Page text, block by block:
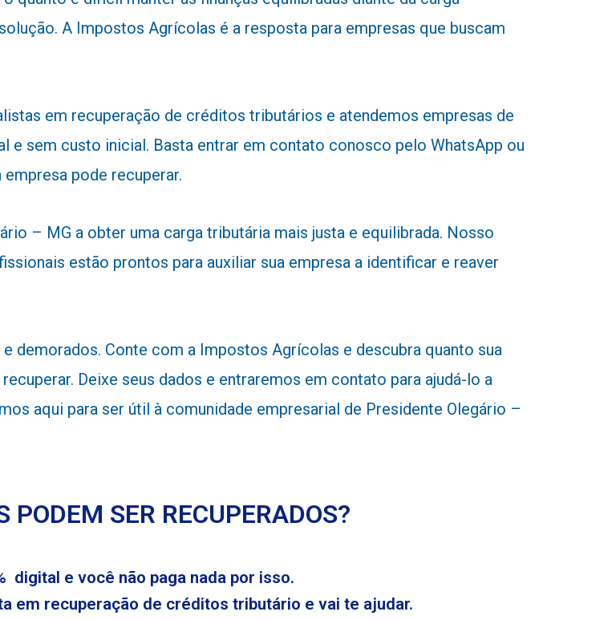
A Impostos Agrícolas é a resposta para empresas que buscam
em recuperação de créditos tributários e atendemos empresas de
sem custo inicial. Basta entrar em contato conosco pelo WhatsApp ou
pode recuperar.
– MG a obter uma carga tributária mais justa e equilibrada. Nosso
estão prontos para auxiliar sua empresa a identificar e reaver
demorados. Conte com a Impostos Agrícolas e descubra quanto sua
Deixe seus dados e entraremos em contato para ajudá-lo a
aqui para ser útil à comunidade empresarial de Presidente Olegário –
PODEM SER RECUPERADOS?
digital e você não paga nada por isso.
em recuperação de créditos tributário e vai te ajudar.